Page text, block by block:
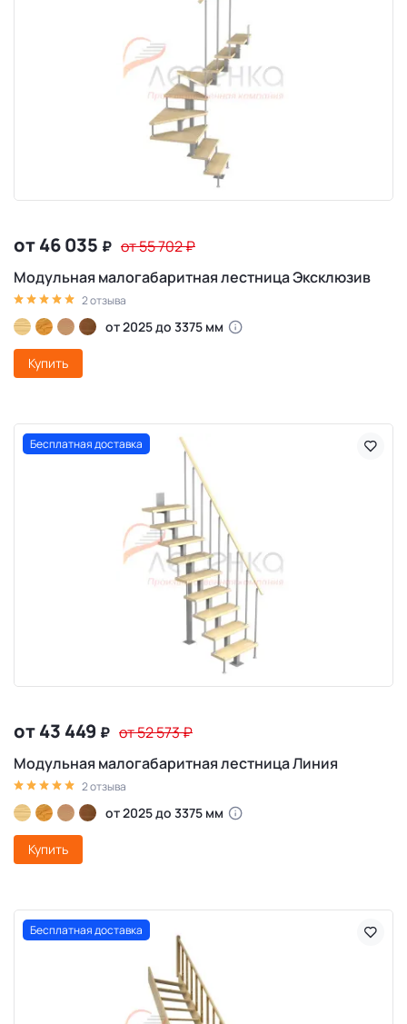
от 46 035 ₽ от 55 702₽
Модульная малогабаритная лестница Эксклюзив
2 отзыва
от 2025 до 3375 мм
Купить
Бесплатная доставка
от 43 449 ₽ от 52 573₽
Модульная малогабаритная лестница Линия
2 отзыва
от 2025 до 3375 мм
Купить
Бесплатная доставка